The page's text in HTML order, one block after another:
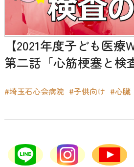
【2021年度子ども医療
第二話「心筋梗塞と検
#埼玉石心会病院 #子供向け #心臓